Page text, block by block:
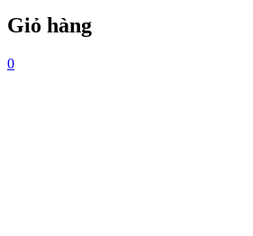
Giỏ hàng
0